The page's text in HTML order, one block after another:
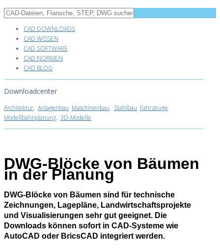
CAD DOWNLOADS
CAD WISSEN
CAD SOFTWARE
CAD NORMEN
CAD BLOG
Downloadcenter
Architektur. Anlagenbau Maschinenbau. Stahlbau Fahrzeuge
Modellbahnplanung. 3D-Modelle
DWG-Blöcke von Bäumen
in der Planung
DWG‑Blöcke von Bäumen sind für technische
Zeichnungen, Lagepläne, Landwirtschaftsprojekte
und Visualisierungen sehr gut geeignet. Die
Downloads können sofort in CAD‑Systeme wie
AutoCAD oder BricsCAD integriert werden.